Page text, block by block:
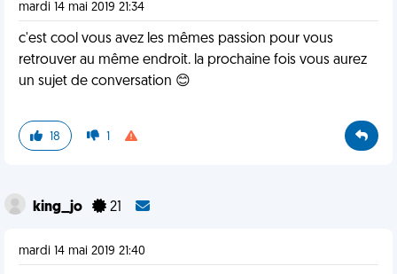
mardi 14 mai 2019 21:34
c'est cool vous avez les mêmes passion pour vous
retrouver au même endroit. la prochaine fois vous aurez
un sujet de conversation 😊
18 1
king_jo 21
mardi 14 mai 2019 21:40